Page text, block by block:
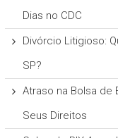
Dias no CDC
Divórcio Litigioso:
SP?
Atraso na Bolsa de
Seus Direitos